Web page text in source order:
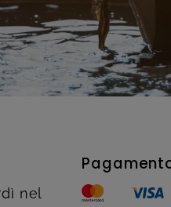
nel